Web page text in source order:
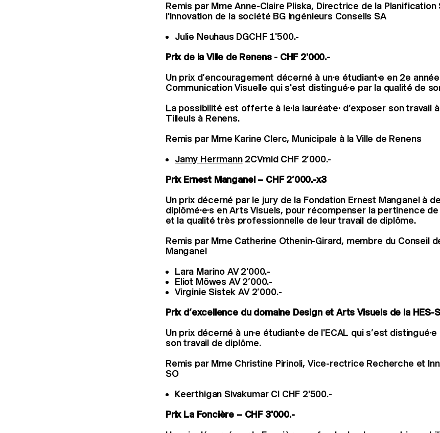
Remis par Mme Anne-Claire Pliska, Directrice de la
l'Innovation de la société BG Ingénieurs Conseils SA
Julie Neuhaus DGCHF 1'500.-
Prix de la Ville de Renens - CHF 2'000.-
Un prix d’encouragement décerné à un·e étudiant·e en 2e
Communication Visuelle qui s'est distingué·e par la qualité de
La possibilité est offerte à le·la lauréat·e· d’exposer son travail
Tilleuls à Renens.
Remis par Mme Karine Clerc, Municipale à la Ville de Renens
Jamy Herrmann2CVmid CHF 2’000.-
Prix Ernest Manganel – CHF 2’000.-x3
Un prix décerné par le jury de la Fondation Ernest Manganel à
diplômé·e·s en Arts Visuels, pour récompenser la pertinence
et la qualité très professionnelle de leur travail de diplôme.
Remis par Mme Catherine Othenin-Girard, membre du Conseil
Manganel
Lara Marino AV 2'000.-
Eliot Möwes AV 2’000.-
Virginie Sistek AV 2’000.-
Prix d’excellence du domaine Design et Arts Visuels de la HES-
Un prix décerné à un·e étudiant·e de l'ECAL qui s’est
son travail de diplôme.
Remis par Mme Christine Pirinoli, Vice-rectrice Recherche et
SO
Keerthigan Sivakumar CI CHF 2'500.-
Prix La Foncière – CHF 3'000.-